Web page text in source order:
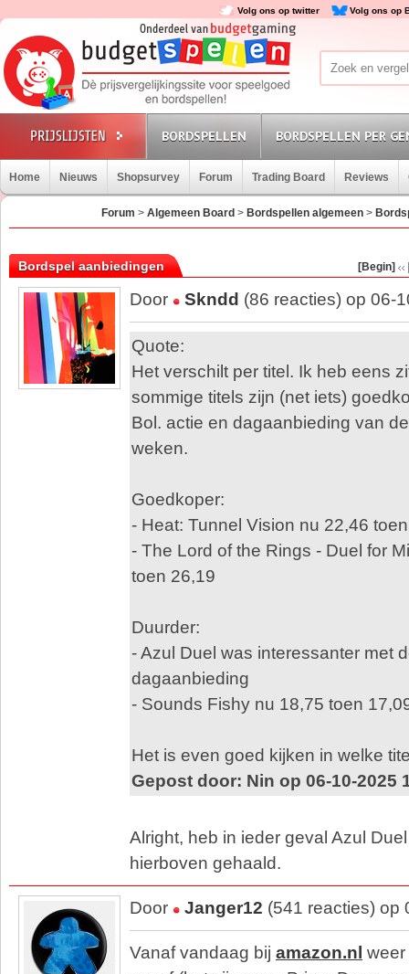
Volg ons op twitter Volg ons op
BORDSPELLEN BORDSPELLEN PER
Home Nieuws Shopsurvey Forum Trading Board Reviews
Forum >Algemeen Board > Bordspellen algemeen >
Bordspel aanbiedingen [Begin]
Door Skndd (86 reacties) op 06-
Quote:
Het verschilt per titel. Ik heb eens
sommige titels zijn (net iets)
Bol. actie en dagaanbieding van
weken.
Goedkoper:
- Heat: Tunnel Vision nu 22,46
- The Lord of the Rings - Duel for
toen 26,19
Duurder:
- Azul Duel was interessanter met
dagaanbieding
- Sounds Fishy nu 18,75 toen
Het is even goed kijken in welke
Gepost door: Nin op 06-10-2025
Alright, heb in ieder geval Azul
hierboven gehaald.
Door Janger12 (541 reacties) op
Vanaf vandaag bij amazon.nl